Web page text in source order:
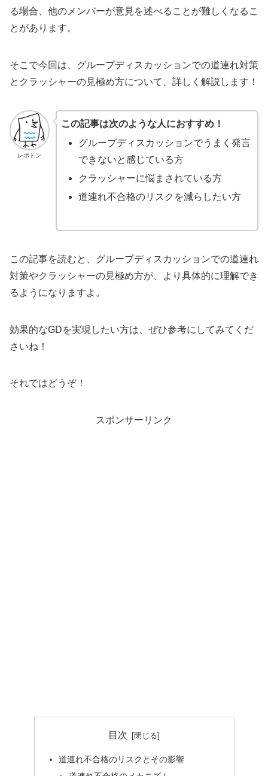
る場合、他のメンバーが意見を述べることが難しくなるこ
とがあります。
そこで今回は、グループディスカッションでの道連れ対策
とクラッシャーの見極め方について、詳しく解説します！
レポトン
この記事は次のような人におすすめ！
グループディスカッションでうまく発言
できないと感じている方
クラッシャーに悩まされている方
道連れ不合格のリスクを減らしたい方
この記事を読むと、グループディスカッションでの道連れ
対策やクラッシャーの見極め方が、より具体的に理解でき
るようになりますよ。
効果的なGDを実現したい方は、ぜひ参考にしてみてくだ
さいね！
それではどうぞ！
スポンサーリンク
目次
道連れ不合格のリスクとその影響